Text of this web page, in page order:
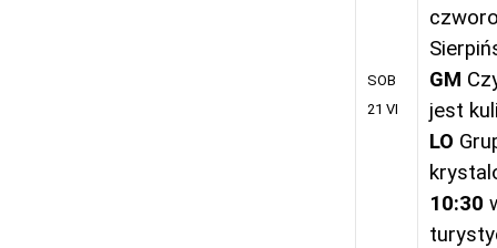
SOB
21 VI
GM
jest
LO
10:30